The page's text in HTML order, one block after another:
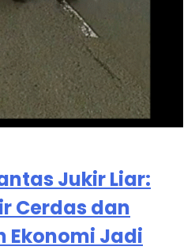
Jukir Liar:
Cerdas dan
Ekonomi Jadi